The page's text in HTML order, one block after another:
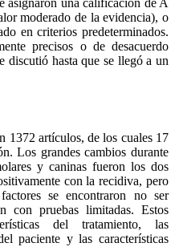
asignaron una calificación de A
moderado de la evidencia), o
en criterios predeterminados.
precisos o de desacuerdo
discutió hasta que se llegó a un
1372 artículos, de los cuales 17
Los grandes cambios durante
y caninas fueron los dos
con la recidiva, pero
se encontraron no ser
con pruebas limitadas. Estos
del tratamiento, las
paciente y las características